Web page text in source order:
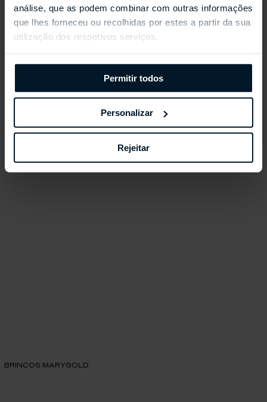
análise, que as podem combinar com outras informações
que lhes forneceu ou recolhidas por estes a partir da sua
utilização dos respetivos serviços.
Permitir todos
Personalizar
Rejeitar
BRINCOS MARYGOLD